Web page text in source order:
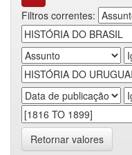
Filtros correntes:
Retornar valores